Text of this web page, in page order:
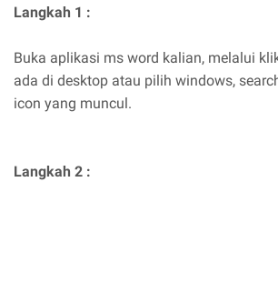
Langkah 1 :
Buka aplikasi ms word kalian, melalui
ada di desktop atau pilih windows,
icon yang muncul.
Langkah 2 :